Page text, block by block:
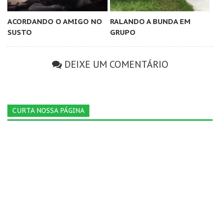
ACORDANDO O AMIGO NO
SUSTO
RALANDO A BUNDA EM
GRUPO
DEIXE UM COMENTÁRIO
CURTA NOSSA PÁGINA